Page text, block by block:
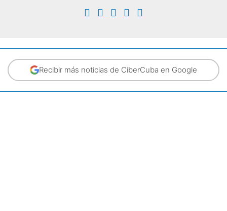
Recibir más noticias de CiberCuba en Google